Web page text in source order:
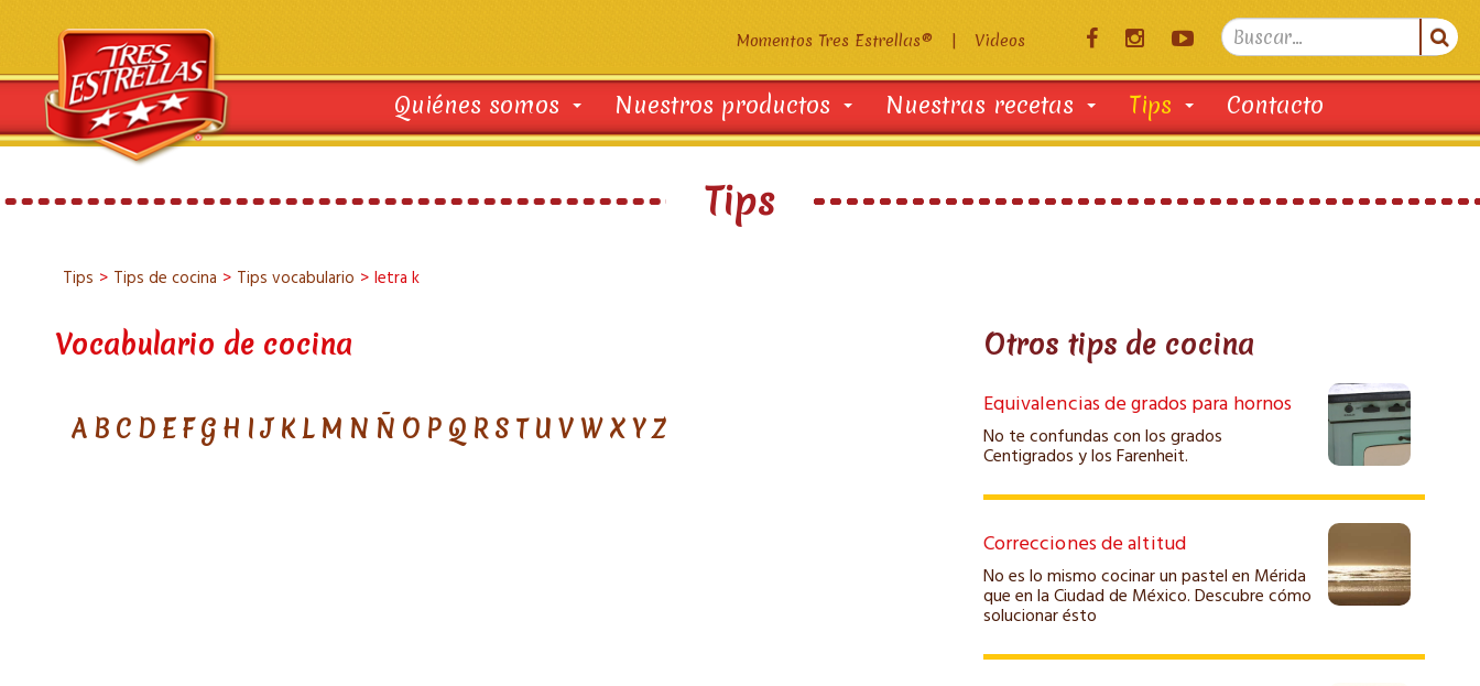
Momentos Tres Estrellas® | Videos
Search
...

Quiénes somos Nuestros productos Nuestras recetas Tips Contacto
Tips
Tips > Tips de cocina > Tips vocabulario > letra k
Vocabulario de cocina
A B C D E F G H I J K L M N Ñ O P Q R S T U V W X Y Z
Otros tips de cocina
Equivalencias de grados para hornos
No te confundas con los grados
Centigrados y los Farenheit.
Correcciones de altitud
No es lo mismo cocinar un pastel en Mérida
que en la Ciudad de México. Descubre cómo
solucionar ésto